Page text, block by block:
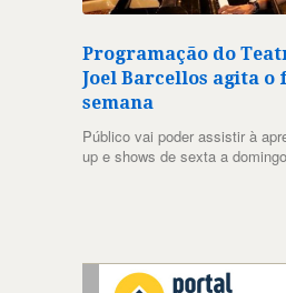
Programação do
Joel Barcellos agita o
semana
Público vai poder assistir à
up e shows de sexta a domingo